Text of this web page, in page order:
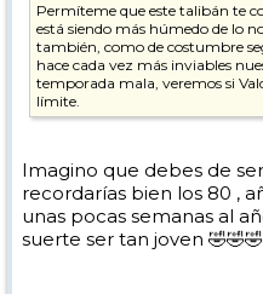
Permíteme que este talibán te
está siendo más húmedo de lo
también, como de costumbre
hace cada vez más inviables
temporada mala, veremos si
límite.
Imagino que debes de
recordarías bien los 80 ,
unas pocas semanas al
suerte ser tan joven 🤣🤣🤣